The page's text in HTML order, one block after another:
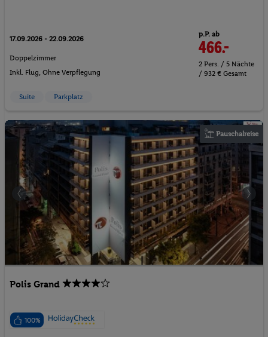
17.09.2026 - 22.09.2026
Doppelzimmer
Inkl. Flug, Ohne Verpflegung
p.P. ab
466.-
2 Pers. / 5 Nächte
/ 932 € Gesamt
Suite Parkplatz
Pauschalreise
Polis Grand
100%